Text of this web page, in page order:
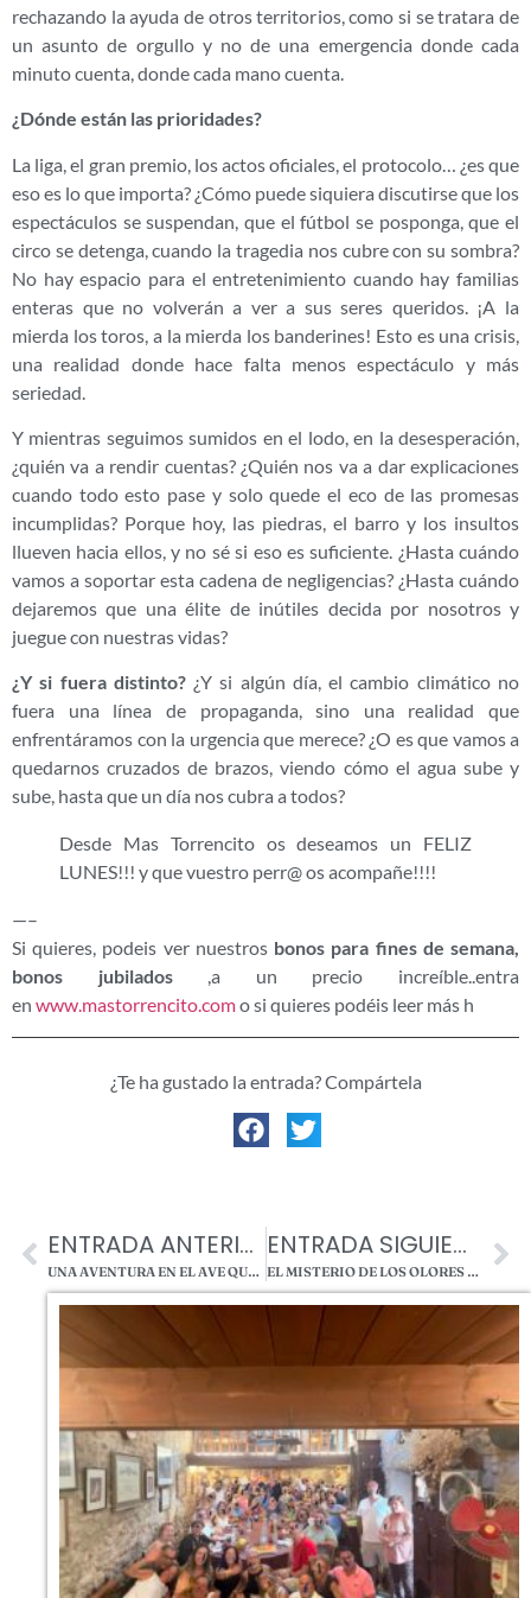
rechazando la ayuda de otros territorios, como si se tratara de
un asunto de orgullo y no de una emergencia donde cada
minuto cuenta, donde cada mano cuenta.
¿Dónde están las prioridades?
La liga, el gran premio, los actos oficiales, el protocolo… ¿es que
eso es lo que importa? ¿Cómo puede siquiera discutirse que los
espectáculos se suspendan, que el fútbol se posponga, que el
circo se detenga, cuando la tragedia nos cubre con su sombra?
No hay espacio para el entretenimiento cuando hay familias
enteras que no volverán a ver a sus seres queridos. ¡A la
mierda los toros, a la mierda los banderines! Esto es una crisis,
una realidad donde hace falta menos espectáculo y más
seriedad.
Y mientras seguimos sumidos en el lodo, en la desesperación,
¿quién va a rendir cuentas? ¿Quién nos va a dar explicaciones
cuando todo esto pase y solo quede el eco de las promesas
incumplidas? Porque hoy, las piedras, el barro y los insultos
llueven hacia ellos, y no sé si eso es suficiente. ¿Hasta cuándo
vamos a soportar esta cadena de negligencias? ¿Hasta cuándo
dejaremos que una élite de inútiles decida por nosotros y
juegue con nuestras vidas?
¿Y si fuera distinto?¿Y si algún día, el cambio climático no
fuera una línea de propaganda, sino una realidad que
enfrentáramos con la urgencia que merece? ¿O es que vamos a
quedarnos cruzados de brazos, viendo cómo el agua sube y
sube, hasta que un día nos cubra a todos?
Desde Mas Torrencito os deseamos un FELIZ
LUNES!!! y que vuestro perr@ os acompañe!!!!
—–
Si quieres, podeis ver nuestros bonos para fines de semana,
bonos jubilados,a un precio increíble..entra
en www.mastorrencito.como si quieres podéis leer más h
¿Te ha gustado la entrada? Compártela
ENTRADA ANTERIOR
UNA AVENTURA EN EL AVE QUE PROMETÍA MUCHO…
ENTRADA SIGUIENTE
EL MISTERIO DE LOS OLORES Y LAS APARICIONES EN MAS TORRENCITO